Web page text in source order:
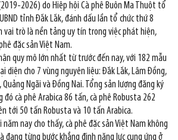
2026) do Hiệp hội Cà phê Buôn Ma Thuột tổ
tỉnh Đắk Lắk, đánh dấu lần tổ chức thứ 8
vai trò là nền tảng uy tín trong việc phát hiện,
đặc sản Việt Nam.
quy mô lớn nhất từ trước đến nay, với 182 mẫu
diện cho 7 vùng nguyên liệu: Đắk Lắk, Lâm Đồng,
Quảng Ngãi và Đồng Nai. Tổng sản lượng đăng ký
cà phê Arabica 86 tấn, cà phê Robusta 262
tới 50 tấn Robusta và 10 tấn Arabica.
năm nay cho thấy, cà phê đặc sản Việt Nam không
đang từng bước khẳng định năng lực cung ứng ở